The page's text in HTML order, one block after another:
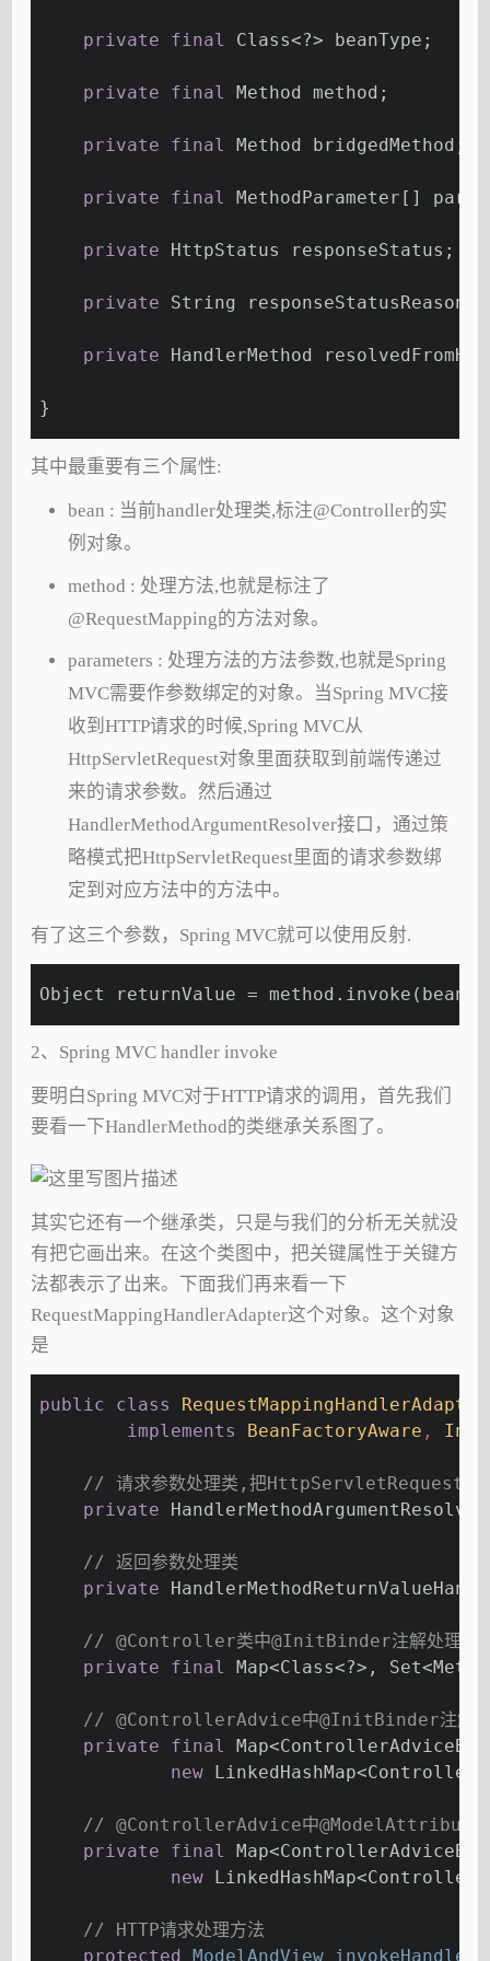
private final Class<?> beanType;
private final Method method;
private final Method bridgedMethod;
private final MethodParameter[]
private HttpStatus responseStatus;
private String responseStatusReason;
private HandlerMethod
}
其中最重要有三个属性:
bean : 当前handler处理类,标注@Controller的实
例对象。
method : 处理方法,也就是标注了
@RequestMapping的方法对象。
parameters : 处理方法的方法参数,也就是Spring
MVC需要作参数绑定的对象。当Spring MVC接
收到HTTP请求的时候,Spring MVC从
HttpServletRequest对象里面获取到前端传递过
来的请求参数。然后通过
HandlerMethodArgumentResolver接口，通过策
略模式把HttpServletRequest里面的请求参数绑
定到对应方法中的方法中。
有了这三个参数，Spring MVC就可以使用反射.
Object returnValue = method.invoke(bean,
2、Spring MVC handler invoke
要明白Spring MVC对于HTTP请求的调用，首先我们
要看一下HandlerMethod的类继承关系图了。
其实它还有一个继承类，只是与我们的分析无关就没
有把它画出来。在这个类图中，把关键属性于关键方
法都表示了出来。下面我们再来看一下
RequestMappingHandlerAdapter这个对象。这个对象
是
public class
RequestMappingHandlerAdapter
implements
BeanFactoryAware ,
// 请求参数处理类,把HttpServletRequest里面
private
// 返回参数处理类
private
// @Controller类中@InitBinder注解处理方
private
final Map<Class<?>,
// @ControllerAdvice中@InitBinder注解处
private
final
new
// @ControllerAdvice中@ModelAttribute注
private
final
new
// HTTP请求处理方法
protected
ModelAndView